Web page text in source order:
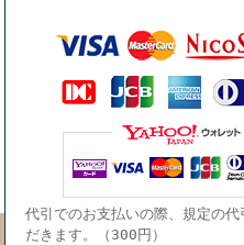
代引でのお支払いの際、規定の
だきます。（300円）